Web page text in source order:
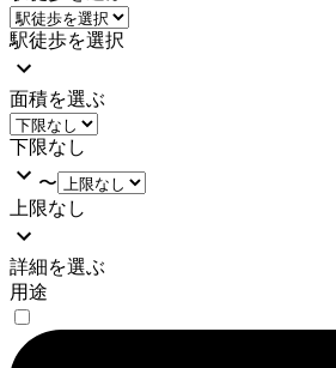
駅徒歩を選択
面積を選ぶ
下限なし
〜
上限なし
詳細を選ぶ
用途